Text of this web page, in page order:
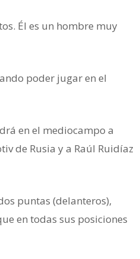
Él es un hombre muy
poder jugar en el
en el mediocampo a
de Rusia y a Raúl Ruidíaz
puntas (delanteros),
en todas sus posiciones